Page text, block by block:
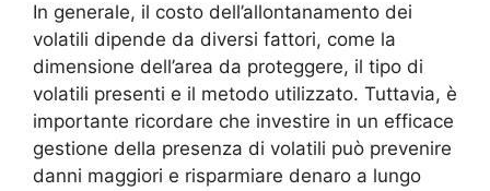
In generale, il costo dell’allontanamento dei
volatili dipende da diversi fattori, come la
dimensione dell’area da proteggere, il tipo di
volatili presenti e il metodo utilizzato. Tuttavia, è
importante ricordare che investire in un efficace
gestione della presenza di volatili può prevenire
danni maggiori e risparmiare denaro a lungo